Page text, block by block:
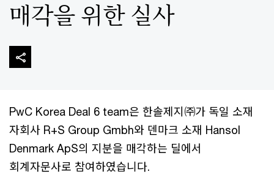
매각을 위한 실사
PwC Korea Deal 6 team은 한솔제지㈜가 독일 소재
자회사 R+S Group Gmbh와 덴마크 소재 Hansol
Denmark ApS의 지분을 매각하는 딜에서
회계자문사로 참여하였습니다.